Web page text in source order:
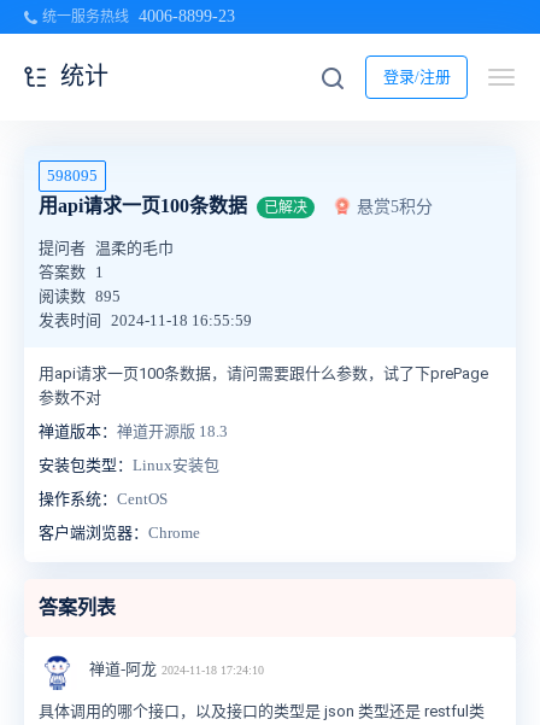
统一服务热线 4006-8899-23
登录/注册
统计
598095
用api请求一页100条数据 已解决 悬赏5积分
提问者 温柔的毛巾
答案数 1
阅读数 895
发表时间
2024-11-18 16:55:59
用api请求一页100条数据，请问需要跟什么参数，试了下prePage
参数不对
禅道版本： 禅道开源版 18.3
安装包类型： Linux安装包
操作系统： CentOS
客户端浏览器： Chrome
答案列表
禅道-阿龙 2024-11-18 17:24:10
具体调用的哪个接口，以及接口的类型是 json 类型还是 restful类